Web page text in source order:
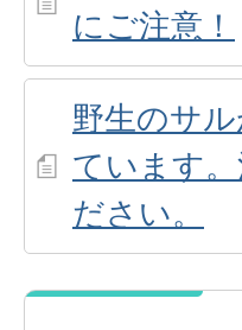
にご注意！
野生のサ
ています。
ださい。